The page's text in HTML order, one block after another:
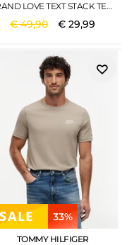
BRAND LOVE TEXT STACK TEE WHITE
€49,90 €29,99
33%
TOMMY HILFIGER